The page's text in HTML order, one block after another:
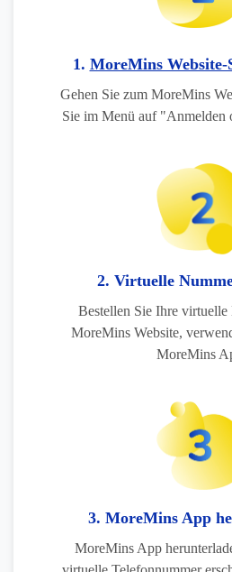
1. MoreMins Website-
Gehen Sie zum MoreMins
Sie im Menü auf "Anmelden
2. Virtuelle
Bestellen Sie Ihre
MoreMins Website,
MoreMins
3. MoreMins App
MoreMins App